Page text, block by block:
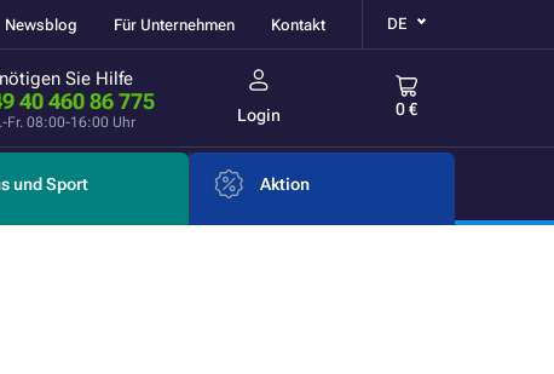
Newsblog Für Unternehmen Kontakt DE
Sie Hilfe
40 460 86 775
Fr. 08:00-16:00 Uhr Login 0 €
und Sport Aktion